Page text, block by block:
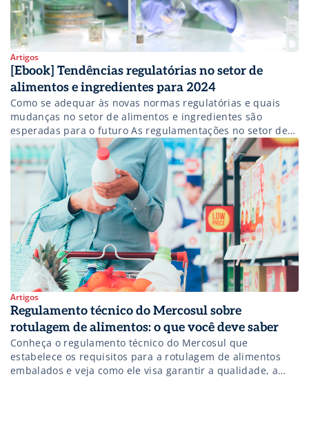
Artigos
[Ebook] Tendências regulatórias no setor de
alimentos e ingredientes para 2024
Como se adequar às novas normas regulatórias e quais
mudanças no setor de alimentos e ingredientes são
esperadas para o futuro As regulamentações no setor de
alimentos e ingredientes têm sido um ponto de destaque,
com diferentes abordagens adotadas globalmente. A falta
de uma definição internacional única sobre o que constitui
novos alimentos tem gerado […]
Artigos
Regulamento técnico do Mercosul sobre
rotulagem de alimentos: o que você deve saber
Conheça o regulamento técnico do Mercosul que
estabelece os requisitos para a rotulagem de alimentos
embalados e veja como ele visa garantir a qualidade, a